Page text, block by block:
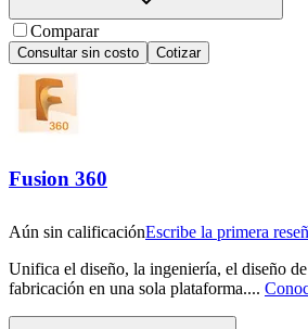
Comparar
Consultar sin costo Cotizar
Fusion 360
Aún sin calificaciónEscribe la primera
Unifica el diseño, la ingeniería, el diseño
fabricación en una sola plataforma....